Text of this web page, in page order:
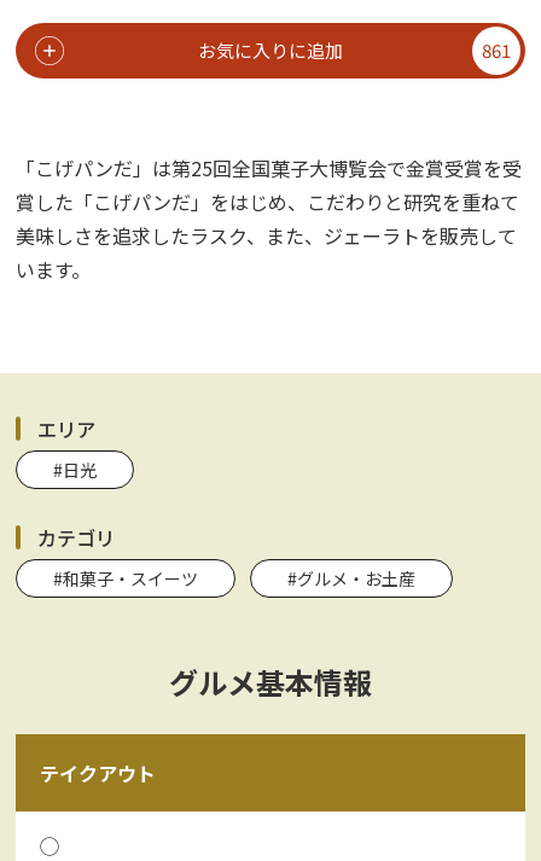
お気に入りに追加 861
「こげパンだ」は第25回全国菓子大博覧会で金賞受賞を受
賞した「こげパンだ」をはじめ、こだわりと研究を重ねて
美味しさを追求したラスク、また、ジェーラトを販売して
います。
エリア
#日光
カテゴリ
#和菓子・スイーツ #グルメ・お土産
グルメ基本情報
テイクアウト
◯